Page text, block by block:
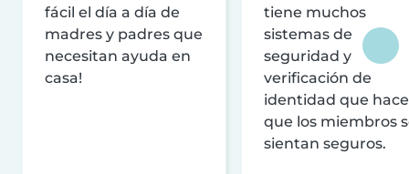
fácil el día a día de
madres y padres que
necesitan ayuda en
casa!
tiene muchos
sistemas de
seguridad y
verificación de
identidad que
que los miembros
sientan seguros.